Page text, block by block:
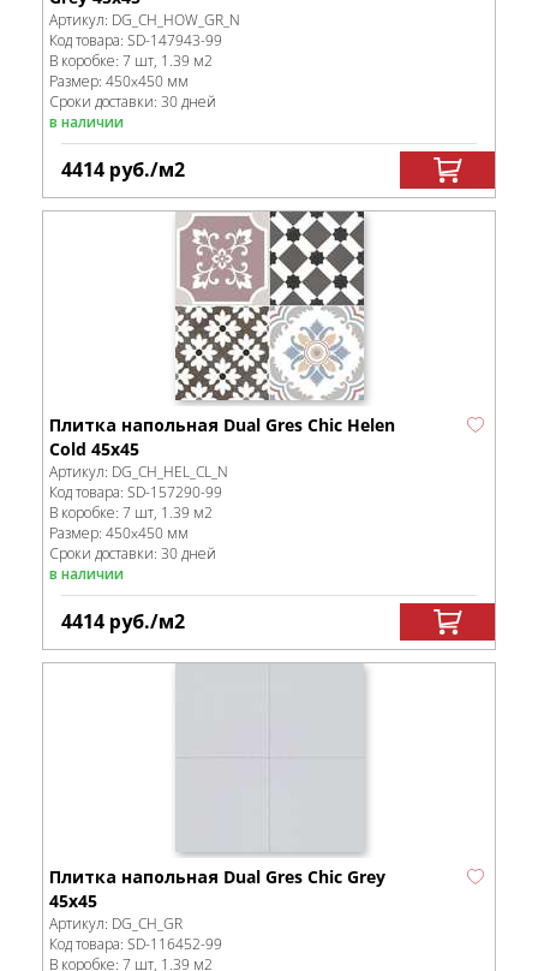
Артикул: DG_CH_HOW_GR_N
Код товара: SD-147943-99
В коробке: 7 шт, 1.39 м2
Размер: 450x450 мм
Сроки доставки: 30 дней
в наличии
4414 руб./м2
Плитка напольная Dual Gres Chic Helen
Cold 45х45
Артикул: DG_CH_HEL_CL_N
Код товара: SD-157290-99
В коробке: 7 шт, 1.39 м2
Размер: 450x450 мм
Сроки доставки: 30 дней
в наличии
4414 руб./м2
Плитка напольная Dual Gres Chic Grey
45х45
Артикул: DG_CH_GR
Код товара: SD-116452-99
В коробке: 7 шт, 1.39 м2